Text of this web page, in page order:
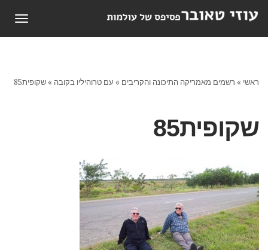
ראשי » רשמים מאמריקה התיכונה והקריבים » עם טרוהיליו בקובה »שקופית85
שקופית85